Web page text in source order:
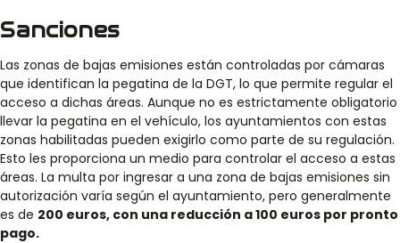
Sanciones
Las zonas de bajas emisiones están controladas por cámaras
que identifican la pegatina de la DGT, lo que permite regular el
acceso a dichas áreas. Aunque no es estrictamente obligatorio
llevar la pegatina en el vehículo, los ayuntamientos con estas
zonas habilitadas pueden exigirlo como parte de su regulación.
Esto les proporciona un medio para controlar el acceso a estas
áreas. La multa por ingresar a una zona de bajas emisiones sin
autorización varía según el ayuntamiento, pero generalmente
es de 200 euros, con una reducción a 100 euros por pronto
pago.